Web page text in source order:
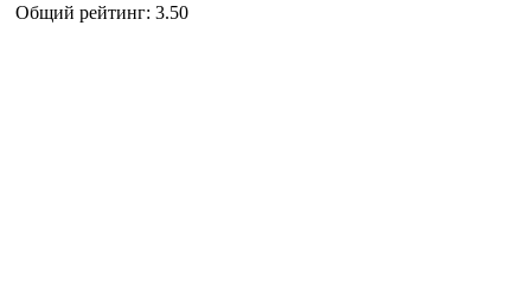
Общий рейтинг: 3.50